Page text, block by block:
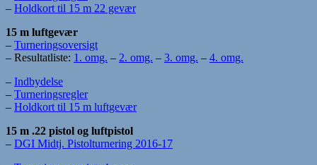
– Holdkort til 15 m 22 gevær
15 m luftgevær
– Turneringsoversigt
– Resultatliste: 1. omg. – 2. omg. – 3. omg. – 4. omg.
– Indbydelse
– Turneringsregler
– Holdkort til 15 m luftgevær
15 m .22 pistol og luftpistol
– DGI Midtj. Pistolturnering 2016-17